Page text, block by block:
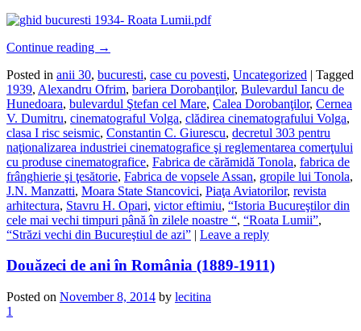
Continue reading →
Posted in anii 30, bucuresti, case cu povesti, Uncategorized | Tagged
1939, Alexandru Ofrim, bariera Dorobanţilor, Bulevardul Iancu de
Hunedoara, bulevardul Ştefan cel Mare, Calea Dorobanţilor, Cernea
V. Dumitru, cinematograful Volga, clădirea cinematografului Volga,
clasa I risc seismic, Constantin C. Giurescu, decretul 303 pentru
naţionalizarea industriei cinematografice şi reglementarea comerţului
cu produse cinematografice, Fabrica de cărămidă Tonola, fabrica de
frânghierie şi ţesătorie, Fabrica de vopsele Assan, gropile lui Tonola,
J.N. Manzatti, Moara State Stancovici, Piaţa Aviatorilor, revista
arhitectura, Stavru H. Opari, victor eftimiu, “Istoria Bucureştilor din
cele mai vechi timpuri până în zilele noastre “, “Roata Lumii”,
“Străzi vechi din Bucureştiul de azi” | Leave a reply
Douăzeci de ani în România (1889-1911)
Posted on November 8, 2014 by lecitina
1